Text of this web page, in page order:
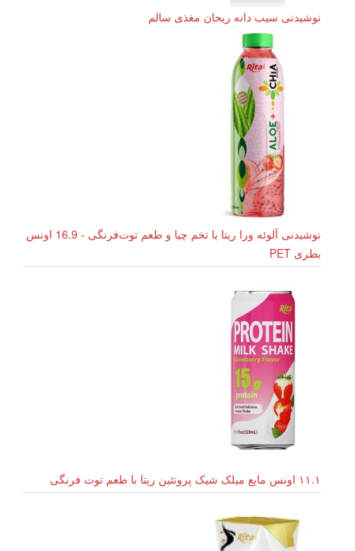
نوشیدنی سیب دانه ریحان مغذی سالم
نوشیدنی آلوئه ورا ریتا با تخم چیا و طعم توت‌فرنگی - 16.9 اونس
بطری PET
۱۱.۱ اونس مایع میلک شیک پروتئین ریتا با طعم توت فرنگی